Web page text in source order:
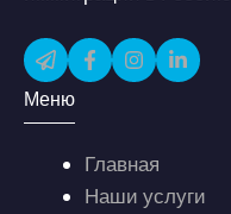
Меню
Главная
Наши услуги